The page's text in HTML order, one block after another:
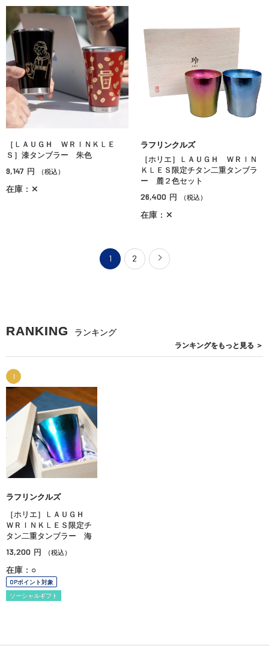
［ＬＡＵＧＨ ＷＲＩＮＫＬＥ
Ｓ］漆タンブラー 朱色
9,147 円 （税込）
在庫：✕
ラフリンクルズ
［ホリエ］ＬＡＵＧＨ ＷＲＩＮ
ＫＬＥＳ限定チタン二重タンブラ
ー 麓２色セット
26,400 円 （税込）
在庫：✕
1 2
RANKING ランキング
ランキングをもっと見る ＞
1
ラフリンクルズ
［ホリエ］ＬＡＵＧＨ
ＷＲＩＮＫＬＥＳ限定チ
タン二重タンブラー 海
13,200 円 （税込）
在庫：○
OPポイント対象
ソーシャルギフト